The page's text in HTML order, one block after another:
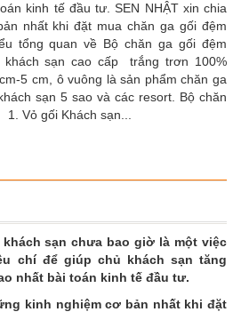
kinh tế đầu tư. SEN NHẬT xin chia
nhất khi đặt mua chăn ga gối đệm
tổng quan về Bộ chăn ga gối đệm
khách sạn cao cấp trắng trơn 100%
5 cm, ô vuông là sản phẩm chăn ga
sạn 5 sao và các resort. Bộ chăn
Vỏ gối Khách sạn...
sạn chưa bao giờ là một việc
chí để giúp chủ khách sạn tăng
nhất bài toán kinh tế đầu tư.
kinh nghiệm cơ bản nhất khi đặt